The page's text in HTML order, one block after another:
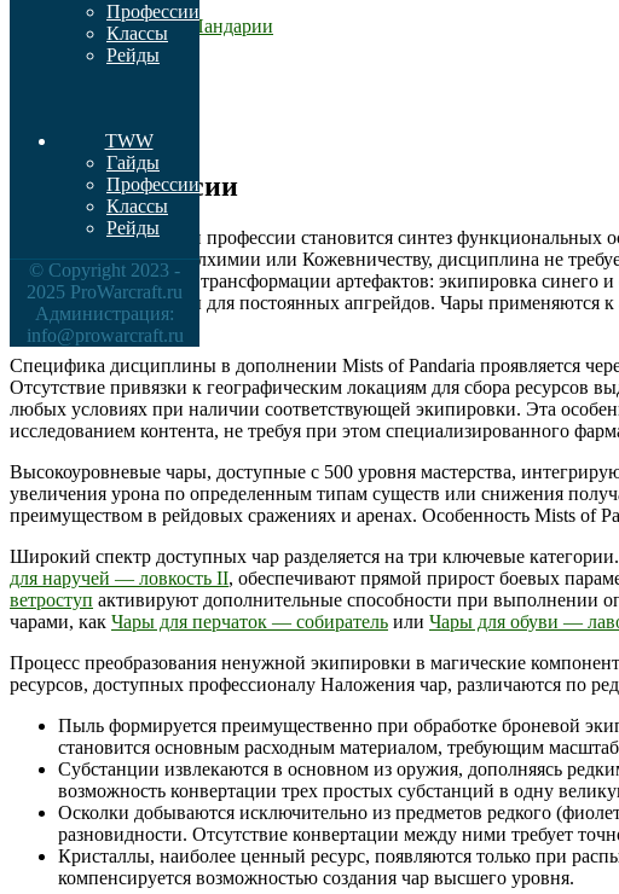
495-500
Наложение чар Пандарии
500-526
526-550
577-600
Обзор профессии
Отличительной чертой профессии становится синтез
противоположность Алхимии или Кожевничеству, дисциплина не
процесс заключается в трансформации артефактов: экипировка синего
генерируя компоненты для постоянных апгрейдов. Чары
бонусы.
Специфика дисциплины в дополнении Mists of Pandaria проявляется
Отсутствие привязки к географическим локациям для сбора ресурсов
любых условиях при наличии соответствующей экипировки. Эта
исследованием контента, не требуя при этом специализированного
Высокоуровневые чары, доступные с 500 уровня мастерства,
увеличения урона по определенным типам существ или снижения
преимуществом в рейдовых сражениях и аренах. Особенность Mists of
Широкий спектр доступных чар разделяется на три ключевые
для наручей — ловкость II, обеспечивают прямой прирост боевых
ветроступ активируют дополнительные способности при выполнении
чарами, как Чары для перчаток — собиратель или Чары для обуви —
Процесс преобразования ненужной экипировки в магические
ресурсов, доступных профессионалу Наложения чар, различаются по
Пыль формируется преимущественно при обработке броневой
становится основным расходным материалом, требующим
Субстанции извлекаются в основном из оружия, дополняясь
возможность конвертации трех простых субстанций в одну
Осколки добываются исключительно из предметов редкого
разновидности. Отсутствие конвертации между ними требует
Кристаллы, наиболее ценный ресурс, появляются только при
компенсируется возможностью создания чар высшего уровня.
Профессии
Классы
Рейды
TWW
Гайды
Профессии
Классы
Рейды
© Copyright 2023 -
2025 ProWarcraft.ru
Администрация:
info@prowarcraft.ru